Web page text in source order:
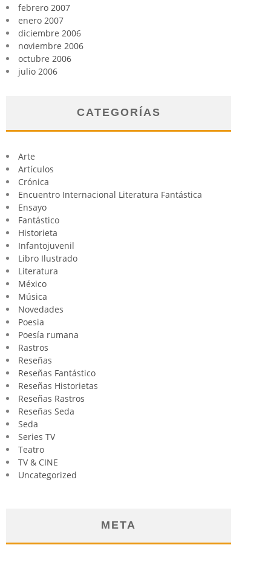
febrero 2007
enero 2007
diciembre 2006
noviembre 2006
octubre 2006
julio 2006
CATEGORÍAS
Arte
Artículos
Crónica
Encuentro Internacional Literatura Fantástica
Ensayo
Fantástico
Historieta
Infantojuvenil
Libro Ilustrado
Literatura
México
Música
Novedades
Poesia
Poesía rumana
Rastros
Reseñas
Reseñas Fantástico
Reseñas Historietas
Reseñas Rastros
Reseñas Seda
Seda
Series TV
Teatro
TV & CINE
Uncategorized
META